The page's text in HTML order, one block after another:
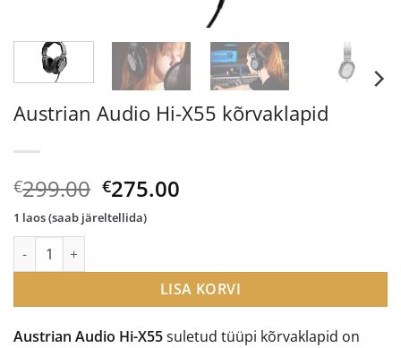
Austrian Audio Hi-X55 kõrvaklapid
€299.00 Algne
hind
oli:
€275.00
Austrian Audio Hi-X55suletud tüüpi kõrvaklapid on
1 laos (saab järeltellida)
Austrian Audio Hi-X55 kõrvaklapid kogus
LISA KORVI